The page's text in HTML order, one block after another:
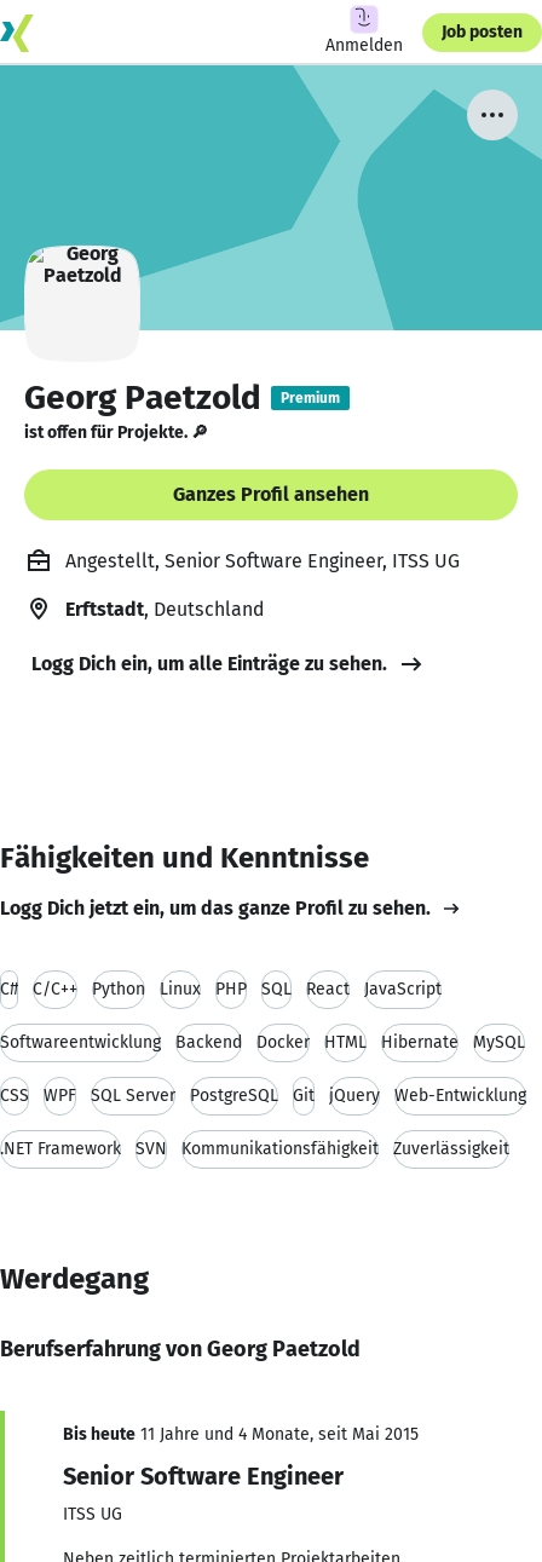
Anmelden
Job posten
Georg Paetzold Premium
ist offen für Projekte. 🔎
Ganzes Profil ansehen
Angestellt, Senior Software Engineer, ITSS UG
Erftstadt, Deutschland
Logg Dich ein, um alle Einträge zu sehen.
Fähigkeiten und Kenntnisse
Logg Dich jetzt ein, um das ganze Profil zu sehen.
C# C/C++ Python Linux PHP SQL React JavaScript
Softwareentwicklung Backend Docker HTML Hibernate MySQL
CSS WPF SQL Server PostgreSQL Git jQuery Web-Entwicklung
.NET Framework SVN Kommunikationsfähigkeit Zuverlässigkeit
Werdegang
Berufserfahrung von Georg Paetzold
Bis heute 11 Jahre und 4 Monate, seit Mai 2015
Senior Software Engineer
ITSS UG